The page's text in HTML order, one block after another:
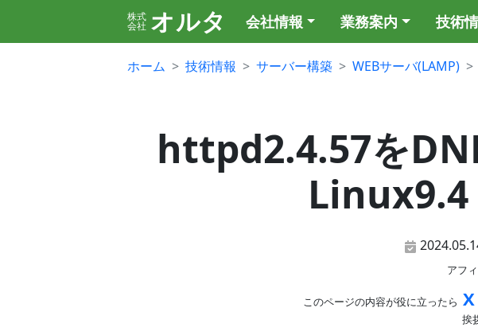
株式
会社 オルタ 会社情報 業務案内 技術
ホーム 技術情報 サーバー構築 WEBサーバ(LAMP)
httpd2.4.57を
Linux9.4
アフ
このページの内容が役に立ったら X
挨